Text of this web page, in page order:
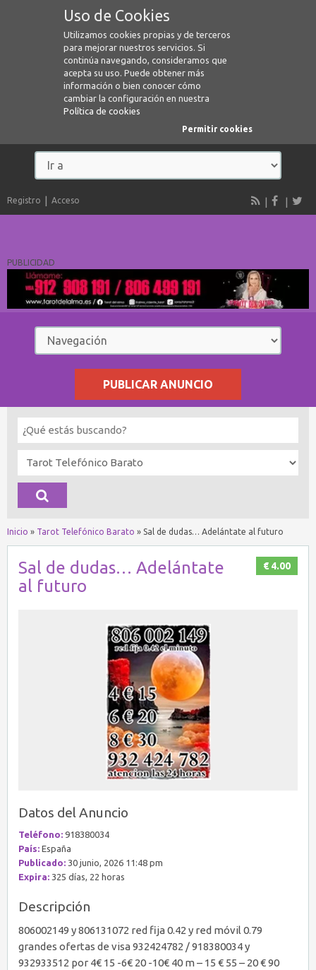
Uso de Cookies
Utilizamos cookies propias y de terceros
para mejorar nuestros servicios. Si
continúa navegando, consideramos que
acepta su uso. Puede obtener más
información o bien conocer cómo
cambiar la configuración en nuestra
Política de cookies
Permitir cookies
Registro Acceso
PUBLICIDAD
PUBLICAR ANUNCIO
Inicio » Tarot Telefónico Barato » Sal de dudas… Adelántate al futuro
€ 4.00
Sal de dudas… Adelántate
al futuro
Datos del Anuncio
Teléfono: 918380034
País: España
Publicado: 30 junio, 2026 11:48 pm
Expira: 325 días, 22 horas
Descripción
806002149 y 806131072 red fija 0.42 y red móvil 0.79
grandes ofertas de visa 932424782 / 918380034 y
932933512 por 4€ 15 -6€ 20 -10€ 40 m – 15 € 55 – 20 € 90